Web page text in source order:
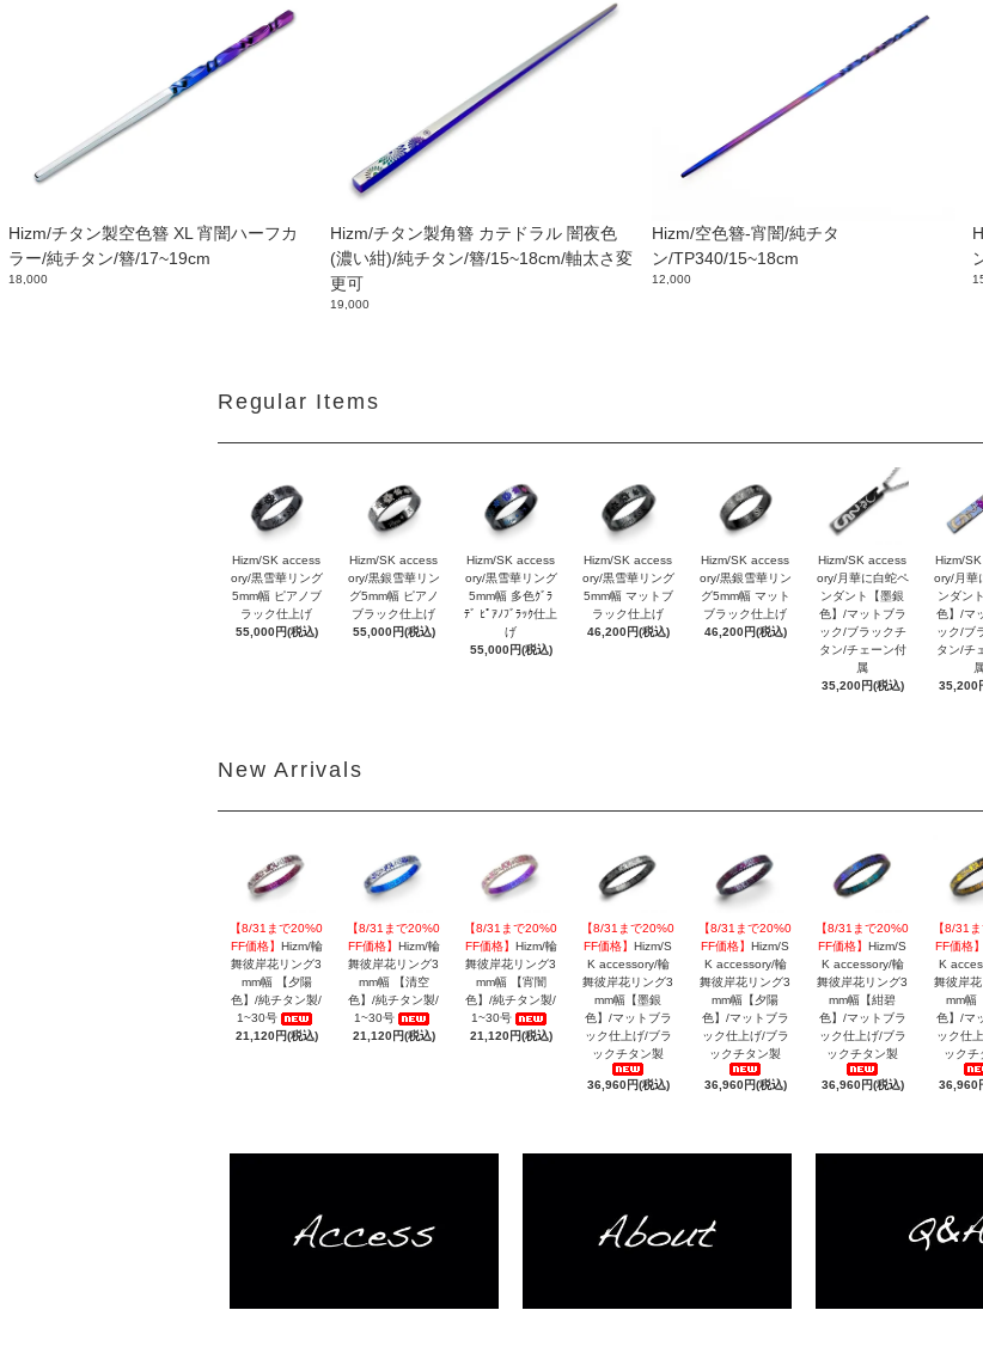
Hizm/チタン製空色簪 XL 宵闇ハーフカ
ラー/純チタン/簪/17~19cm
18,000
Hizm/チタン製角簪 カテドラル 闇夜色
(濃い紺)/純チタン/簪/15~18cm/軸太さ変
更可
19,000
Hizm/空色簪-宵闇/純チタ
ン/TP340/15~18cm
12,000
Regular Items
Hizm/SK access
ory/黒雪華リング
5mm幅 ピアノブ
ラック仕上げ
55,000円(税込)
Hizm/SK access
ory/黒銀雪華リン
グ5mm幅 ピアノ
ブラック仕上げ
55,000円(税込)
Hizm/SK access
ory/黒雪華リング
5mm幅 多色ｸﾞﾗ
ﾃﾞ ﾋﾟｱﾉﾌﾞﾗｯｸ仕上
げ
55,000円(税込)
Hizm/SK access
ory/黒雪華リング
5mm幅 マットブ
ラック仕上げ
46,200円(税込)
Hizm/SK access
ory/黒銀雪華リン
グ5mm幅 マット
ブラック仕上げ
46,200円(税込)
Hizm/SK access
ory/月華に白蛇ペ
ンダント【墨銀
色】/マットブラ
ック/ブラックチ
タン/チェーン付
属
35,200円(税込)
Hizm/
ory/月華
ンダン
色】/マ
ック/ブ
タン/チ
35,200
New Arrivals
【8/31まで20%0
FF価格】
Hizm/輪
舞彼岸花リング3
mm幅 【夕陽
色】/純チタン製/
1~30号
21,120円(税込)
【8/31まで20%0
FF価格】
Hizm/輪
舞彼岸花リング3
mm幅 【清空
色】/純チタン製/
1~30号
21,120円(税込)
【8/31まで20%0
FF価格】
Hizm/輪
舞彼岸花リング3
mm幅 【宵闇
色】/純チタン製/
1~30号
21,120円(税込)
【8/31まで20%0
FF価格】 Hizm/S
K accessory/輪
舞彼岸花リング3
mm幅【墨銀
色】/マットブラ
ック仕上げ/ブラ
ックチタン製
36,960円(税込)
【8/31まで20%0
FF価格】 Hizm/S
K accessory/輪
舞彼岸花リング3
mm幅【夕陽
色】/マットブラ
ック仕上げ/ブラ
ックチタン製
36,960円(税込)
【8/31まで20%0
FF価格】 Hizm/S
K accessory/輪
舞彼岸花リング3
mm幅【紺碧
色】/マットブラ
ック仕上げ/ブラ
ックチタン製
36,960円(税込)
【8/31
FF価格】
K
舞彼岸
mm幅
色】/マ
ック仕
ックチ
36,960